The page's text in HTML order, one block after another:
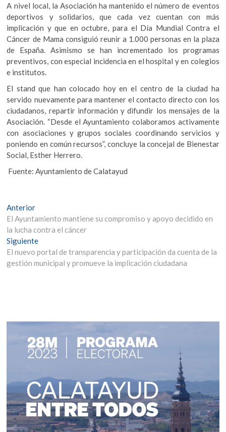
A nivel local, la Asociación ha mantenido el número de eventos
deportivos y solidarios, que cada vez cuentan con más
implicación y que en octubre, para el Día Mundial Contra el
Cáncer de Mama consiguió reunir a 1.000 personas en la plaza
de España. Asimismo se han incrementado los programas
preventivos, con especial incidencia en el hospital y en colegios
e institutos.
El stand que han colocado hoy en el centro de la ciudad ha
servido nuevamente para mantener el contacto directo con los
ciudadanos, repartir información y difundir los mensajes de la
Asociación. “Desde el Ayuntamiento colaboramos activamente
con asociaciones y grupos sociales coordinando servicios y
poniendo en común recursos”, concluye la concejal de Bienestar
Social, Esther Herrero.
Fuente: Ayuntamiento de Calatayud
Navegación
de
entradas
AnteriorEntrada
anterior:
El Ayuntamiento mantiene su compromiso y apoyo decidido en
la lucha contra el cáncer
SiguienteEntrada
siguiente:
El nuevo portal de transparencia y participación da cuenta de la
gestión municipal y promueve la implicación ciudadana